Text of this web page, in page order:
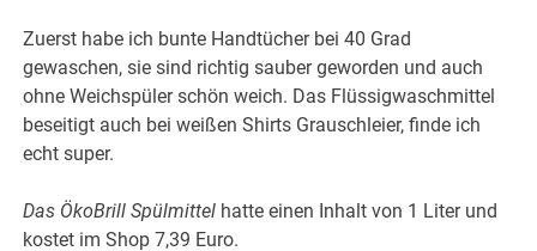
Zuerst habe ich bunte Handtücher bei 40 Grad
gewaschen, sie sind richtig sauber geworden und auch
ohne Weichspüler schön weich. Das Flüssigwaschmittel
beseitigt auch bei weißen Shirts Grauschleier, finde ich
echt super.
Das ÖkoBrill Spülmittel hatte einen Inhalt von 1 Liter und
kostet im Shop 7,39 Euro.